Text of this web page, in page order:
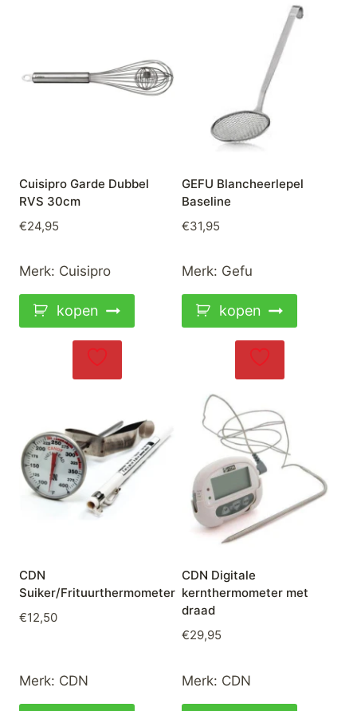
Cuisipro Garde Dubbel
RVS 30cm
€24,95
Merk: Cuisipro
kopen
GEFU Blancheerlepel
Baseline
€31,95
Merk: Gefu
kopen
CDN
Suiker/Frituurthermometer
€12,50
Merk: CDN
CDN Digitale
kernthermometer met
draad
€29,95
Merk: CDN